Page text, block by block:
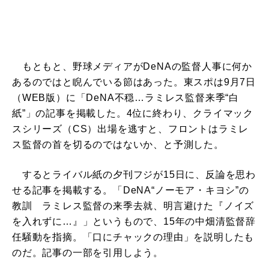
もともと、野球メディアがDeNAの監督人事に何か
あるのではと睨んでいる節はあった。東スポは9月7日
（WEB版）に「DeNA不穏…ラミレス監督来季“白
紙”」の記事を掲載した。4位に終わり、クライマック
スシリーズ（CS）出場を逃すと、フロントはラミレ
ス監督の首を切るのではないか、と予測した。
するとライバル紙の夕刊フジが15日に、反論を思わ
せる記事を掲載する。「DeNA“ノーモア・キヨシ”の
教訓 ラミレス監督の来季去就、明言避けた『ノイズ
を入れずに…』」というもので、15年の中畑清監督辞
任騒動を指摘。「口にチャックの理由」を説明したも
のだ。記事の一部を引用しよう。